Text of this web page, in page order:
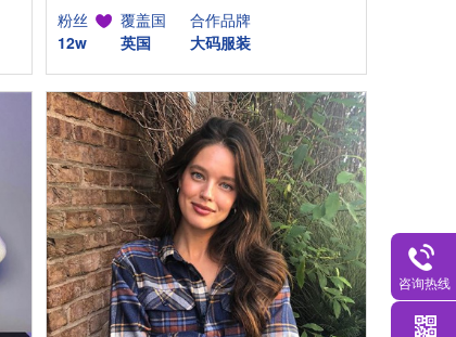
粉丝
12w
覆盖国
英国
合作品牌
大码服装
咨询热线